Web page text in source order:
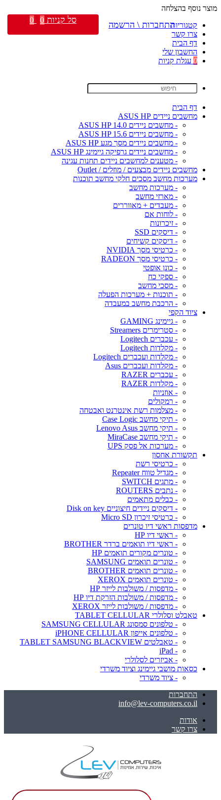
מוצר נוסף בהצלחה
קטגוריות
צרו קשר
דף הבית
החשבון שלי
0 עגלת קניות
דף הבית
מחשבים ניידים ASUS HP
- מחשבים ניידים ASUS HP 14.0
- מחשבים ניידים ASUS HP 15.6
- מחשבים ניידים מסך מגע ASUS HP
- מחשבים ניידים גרפיקה גיימינג ASUS HP
- מטענים למחשבים ניידים תחנות עגינה
מחשבים ניידים מבצעים / מוזלים / Outlet
מערכות מחשב מסכים חלקי מחשב תוכנות
- מערכות מחשב
- מארזי מחשב
- מעבדים + מאווררים
- לוחות אם
- זיכרונות
- דיסקים SSD
- דיסקים קשיחים
- כרטיסי מסך NVIDIA
- כרטיסי מסך RADEON
- כונן אופטי
- ספקי כח
- מסכי מחשב
- תוכנות + מערכות הפעלה
- הרכבת מחשב במעבדה
ציוד הקפי
- גיימינג GAMING
- סטרימרים Streamers
- עכברים Logitech
- מקלדות Logitech
- מקלדות ועכברים Logitech
- מקלדות ועכברים Asus
- עכברים RAZER
- מקלדות RAZER
- אוזניות
- רמקולים
- מצלמות רשת אינטרנט ואבטחה
- תיקי מחשב Case Logic
- תיקי מחשב Lenovo Asus
- תיקי מחשב MiraCase
- מערכות אל פסק UPS
תקשורת אחסון
- כרטיסי רשת
- מגדיל טווח Repeater
- מתגים SWITCH
- נתבים ROUTERS
- כבלים מתאמים
- דיסקים ניידים חיצוניים Disk on key
- כרטיסי זיכרון Micro SD
מדפסות ראשי דיו טונרים
- ראשי דיו HP
- ראשי דיו תואמים ברדר BROTHER
- טונרים מקורים תואמים HP
- טונרים תואמים SAMSUNG
- טונרים תואמים BROTHER
- טונרים תואמים XEROX
- מדפסות / משולבות לייזר HP
- מדפסות / משולבות הזרקת דיו HP
- מדפסות / משולבות לייזר XEROX
טאבלט וסלולרי TABLET CELLULAR
- טלפונים סמסונג SAMSUNG CELLULAR
- טלפונים אייפון iPHONE CELLULAR
- טאבלטים TABLET SAMSUNG BLACKVIEW
- iPad
- אביזרים לסלולרי
כסאות מושבי גיימינג וציוד משרדי
- ציוד משרדי
התחברות
info@lev-computers.co.il
אודות
צרו קשר
התחברות \ הרשמה סל קניות 0
0